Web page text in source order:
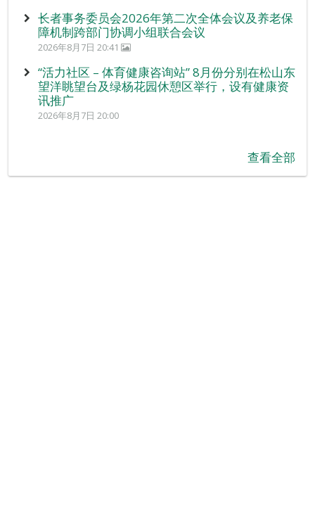
长者事务委员会2026年第二次全体会议及养老保
障机制跨部门协调小组联合会议
2026年8月7日 20:41
“活力社区 – 体育健康咨询站” 8月份分别在松山东
望洋眺望台及绿杨花园休憩区举行，设有健康资
讯推广
2026年8月7日 20:00
查看全部